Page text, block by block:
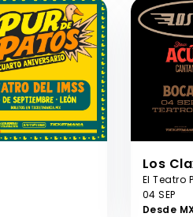
Los
El Teatro
04 SEP
Desde